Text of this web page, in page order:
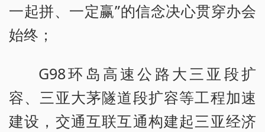
一起拼、一定赢”的信念决心贯穿办会
始终；
G98环岛高速公路大三亚段扩
容、三亚大茅隧道段扩容等工程加速
建设，交通互联互通构建起三亚经济